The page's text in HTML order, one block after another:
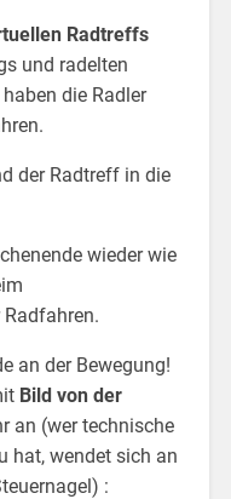
Radtreffs
und radelten
die Radler
der Radtreff in die
wieder wie
an der Bewegung!
Bild von der
an (wer technische
hat, wendet sich an
: